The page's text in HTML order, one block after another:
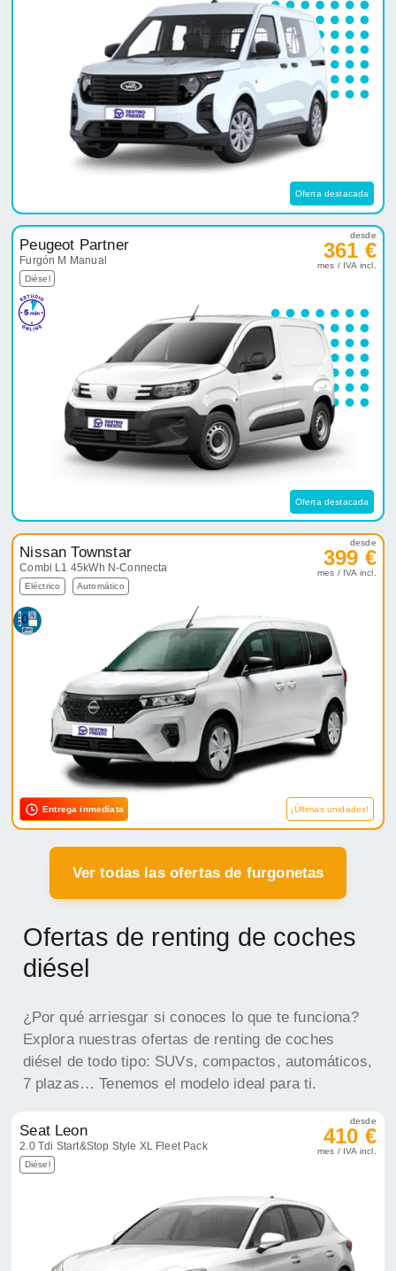
Oferta destacada
Peugeot Partner
Furgón M Manual
Diésel
desde
361 €
mes / IVA incl.
Oferta destacada
Nissan Townstar
Combi L1 45kWh N-Connecta
Eléctrico Automático
desde
399 €
mes / IVA incl.
Entrega inmediata ¡Últimas unidades!
Ver todas las ofertas de furgonetas
Ofertas de renting de coches
diésel
¿Por qué arriesgar si conoces lo que te funciona?
Explora nuestras ofertas de renting de coches
diésel de todo tipo: SUVs, compactos, automáticos,
7 plazas… Tenemos el modelo ideal para ti.
Seat Leon
2.0 Tdi Start&Stop Style XL Fleet Pack
Diésel
desde
410 €
mes / IVA incl.